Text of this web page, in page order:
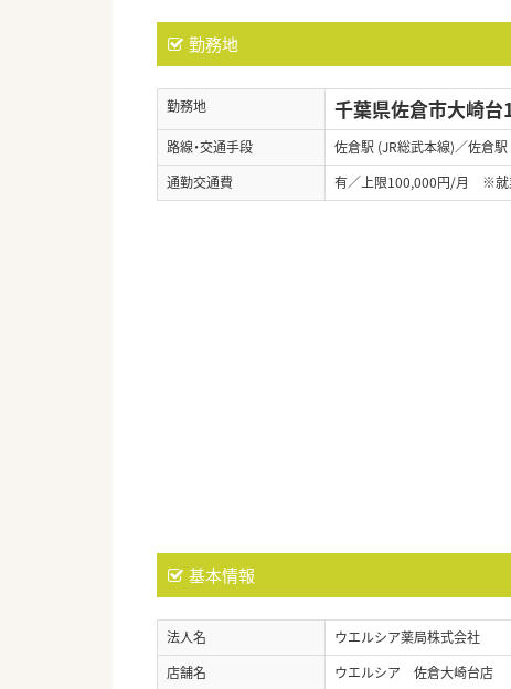
勤務地
勤務地 千葉県佐倉市大崎台
路線・交通手段
佐倉駅 (JR総武本線)／佐倉駅
通勤交通費
有／上限100,000円/月 ※就
基本情報
法人名
ウエルシア薬局株式会社
店舗名
ウエルシア 佐倉大崎台店